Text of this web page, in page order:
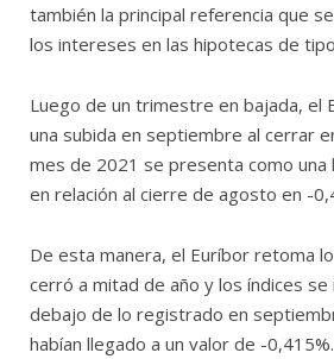
también la principal referencia que
los intereses en las hipotecas de
Luego de un trimestre en bajada, el
una subida en septiembre al cerrar
mes de 2021 se presenta como una
en relación al cierre de agosto en -
De esta manera, el Euríbor retoma
cerró a mitad de año y los índices
debajo de lo registrado en
habían llegado a un valor de -